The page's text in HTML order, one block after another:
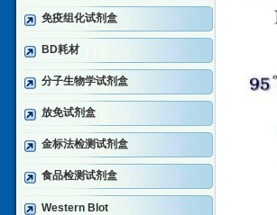
免疫组化试剂盒
BD耗材
分子生物学试剂盒
放免试剂盒
金标法检测试剂盒
食品检测试剂盒
Western Blot